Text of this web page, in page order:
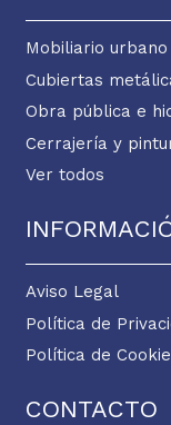
Mobiliario urbano
Cubiertas
Obra pública e
Cerrajería y
Ver todos
Aviso Legal
Política de
Política de
CONTACTO